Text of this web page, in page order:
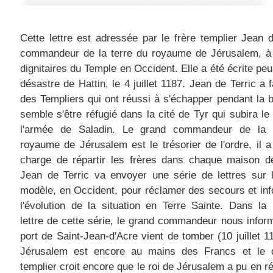
Cette lettre est adressée par le frère templier Jean
commandeur de la terre du royaume de Jérusalem,
dignitaires du Temple en Occident. Elle a été écrite
désastre de Hattin, le 4 juillet 1187. Jean de Terric a
des Templiers qui ont réussi à s'échapper pendant la
semble s'être réfugié dans la cité de Tyr qui subira le
l'armée de Saladin. Le grand commandeur de la
royaume de Jérusalem est le trésorier de l'ordre, il
charge de répartir les frères dans chaque maison
Jean de Terric va envoyer une série de lettres sur
modèle, en Occident, pour réclamer des secours et
l'évolution de la situation en Terre Sainte. Dans la
lettre de cette série, le grand commandeur nous
port de Saint-Jean-d'Acre vient de tomber (10 juillet
Jérusalem est encore au mains des Francs et le
templier croit encore que le roi de Jérusalem a pu en